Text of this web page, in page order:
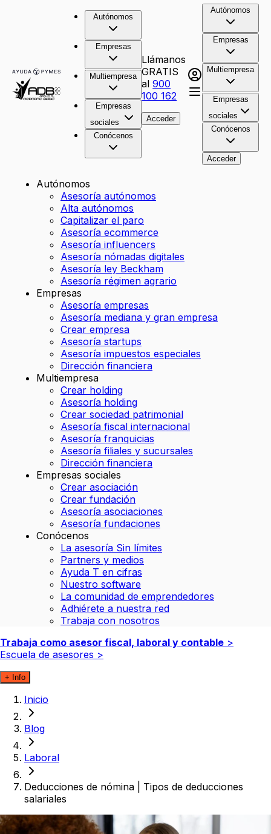
Autónomos
Empresas
Multiempresa
Empresas
sociales
Conócenos
Llámanos
GRATIS
al900
100 162
Acceder
Autónomos
Empresas
Multiempresa
Empresas
sociales
Conócenos
Acceder
Autónomos
Asesoría autónomos
Alta autónomos
Capitalizar el paro
Asesoría ecommerce
Asesoría influencers
Asesoría nómadas digitales
Asesoría ley Beckham
Asesoría régimen agrario
Empresas
Asesoría empresas
Asesoría mediana y gran empresa
Crear empresa
Asesoría startups
Asesoría impuestos especiales
Dirección financiera
Multiempresa
Crear holding
Asesoría holding
Crear sociedad patrimonial
Asesoría fiscal internacional
Asesoría franquicias
Asesoría filiales y sucursales
Dirección financiera
Empresas sociales
Crear asociación
Crear fundación
Asesoría asociaciones
Asesoría fundaciones
Conócenos
La asesoría Sin límites
Partners y medios
Ayuda T en cifras
Nuestro software
La comunidad de emprendedores
Adhiérete a nuestra red
Trabaja con nosotros
Trabaja como asesor fiscal, laboral y contable >
Escuela de asesores >
+ Info
Inicio
Blog
Laboral
Deducciones de nómina | Tipos de deducciones
salariales